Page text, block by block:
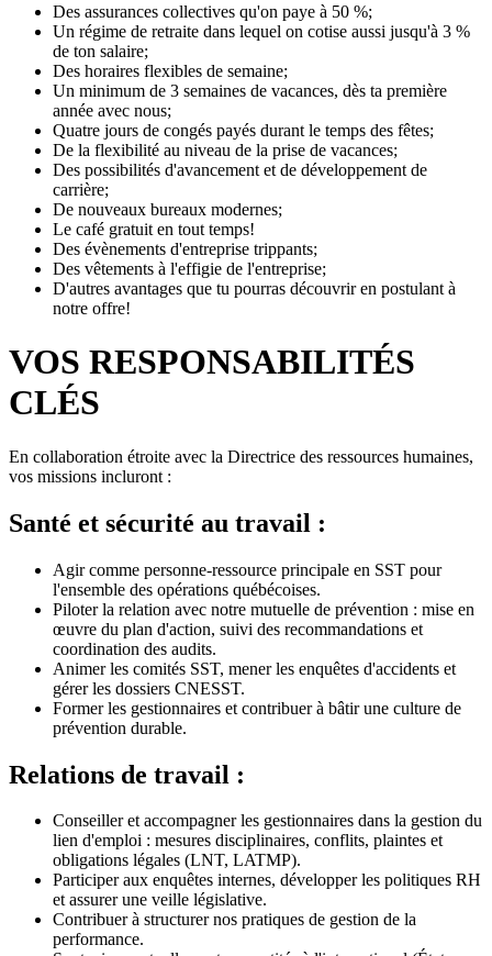
Des assurances collectives qu'on paye à 50 %;
Un régime de retraite dans lequel on cotise aussi jusqu'à 3 %
de ton salaire;
Des horaires flexibles de semaine;
Un minimum de 3 semaines de vacances, dès ta première
année avec nous;
Quatre jours de congés payés durant le temps des fêtes;
De la flexibilité au niveau de la prise de vacances;
Des possibilités d'avancement et de développement de
carrière;
De nouveaux bureaux modernes;
Le café gratuit en tout temps!
Des évènements d'entreprise trippants;
Des vêtements à l'effigie de l'entreprise;
D'autres avantages que tu pourras découvrir en postulant à
notre offre!
VOS RESPONSABILITÉS
CLÉS
En collaboration étroite avec la Directrice des ressources humaines,
vos missions incluront :
Santé et sécurité au travail :
Agir comme personne-ressource principale en SST pour
l'ensemble des opérations québécoises.
Piloter la relation avec notre mutuelle de prévention : mise en
œuvre du plan d'action, suivi des recommandations et
coordination des audits.
Animer les comités SST, mener les enquêtes d'accidents et
gérer les dossiers CNESST.
Former les gestionnaires et contribuer à bâtir une culture de
prévention durable.
Relations de travail :
Conseiller et accompagner les gestionnaires dans la gestion du
lien d'emploi : mesures disciplinaires, conflits, plaintes et
obligations légales (LNT, LATMP).
Participer aux enquêtes internes, développer les politiques RH
et assurer une veille législative.
Contribuer à structurer nos pratiques de gestion de la
performance.